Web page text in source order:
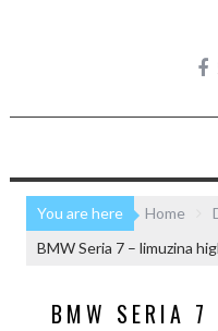
You are here Home
BMW Seria 7 – limuzina
BMW SERIA